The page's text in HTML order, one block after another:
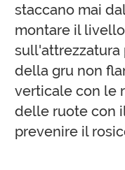
staccano mai
montare il
della gru non
verticale con le
delle ruote con
prevenire il